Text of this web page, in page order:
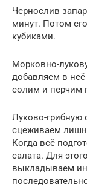
Чернослив
минут. Потом
кубиками.
Морковно-
добавляем в
солим и перчим
Луково-
сцеживаем
Когда всё
салата. Для
выкладываем